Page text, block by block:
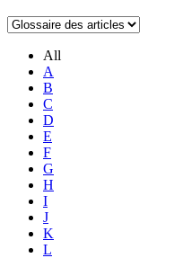
All
A
B
C
D
E
F
G
H
I
J
K
L